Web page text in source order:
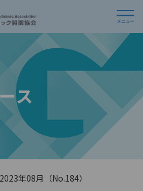
ス
2023年08月（No.184）